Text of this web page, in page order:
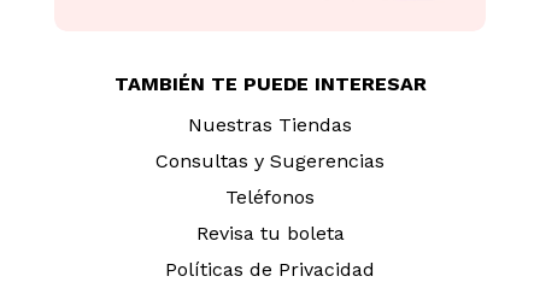
TAMBIÉN TE PUEDE INTERESAR
Nuestras Tiendas
Consultas y Sugerencias
Teléfonos
Revisa tu boleta
Políticas de Privacidad